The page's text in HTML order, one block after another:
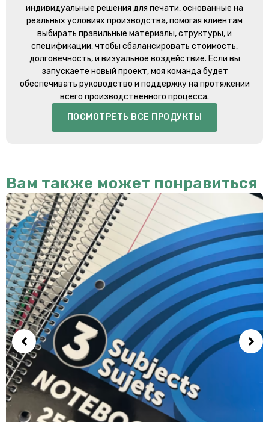
индивидуальные решения для печати, основанные на
реальных условиях производства, помогая клиентам
выбирать правильные материалы, структуры, и
спецификации, чтобы сбалансировать стоимость,
долговечность, и визуальное воздействие. Если вы
запускаете новый проект, моя команда будет
обеспечивать руководство и поддержку на протяжении
всего производственного процесса.
ПОСМОТРЕТЬ ВСЕ ПРОДУКТЫ
Вам также может понравиться